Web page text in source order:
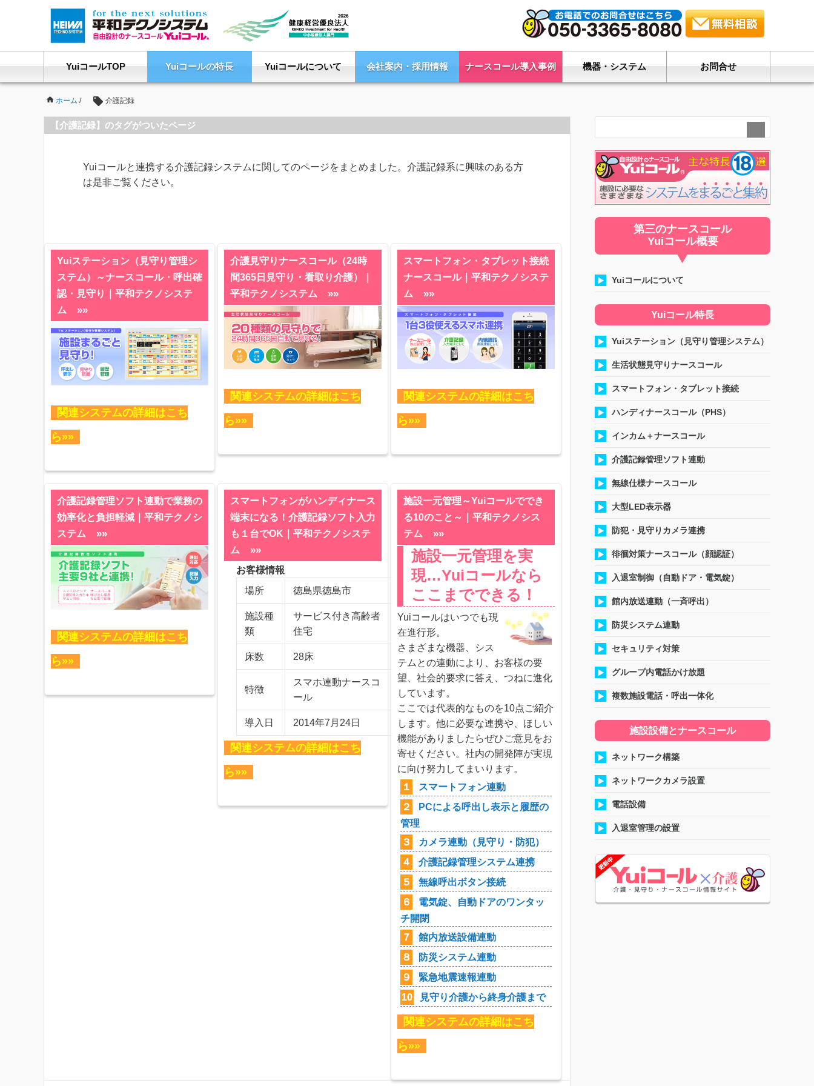
YuiコールTOP Yuiコールの特長 Yuiコールについて 会社案内・採用情報 ナースコール導入事例 機器・システム お問合せ
ホーム / 介護記録
【介護記録】のタグがついたページ
Yuiコールと連携する介護記録システムに関してのページをまとめました。介護記録系に興味のある方
は是非ご覧ください。
Yuiステーション（見守り管理シ
ステム）～ナースコール・呼出確
認・見守り｜平和テクノシステ
ム
»»
関連システムの詳細はこち
ら»»
介護見守りナースコール（24時
間365日見守り・看取り介護）｜
平和テクノシステム
»»
関連システムの詳細はこち
ら»»
スマートフォン・タブレット接続
ナースコール｜平和テクノシステ
ム
»»
関連システムの詳細はこち
ら»»
介護記録管理ソフト連動で業務の
効率化と負担軽減｜平和テクノシ
ステム
»»
関連システムの詳細はこち
ら»»
スマートフォンがハンディナース
端末になる！介護記録ソフト入力
も１台でOK｜平和テクノシステ
ム
»»
お客様情報
場所
徳島県徳島市
施設種
類
サービス付き高齢者
住宅
床数 28床
特徴
スマホ連動ナースコ
ール
導入日 2014年7月24日
関連システムの詳細はこち
ら»»
施設一元管理～Yuiコールででき
る10のこと～｜平和テクノシス
テム
»»
施設一元管理を実
現…Yuiコールなら
ここまでできる！
Yuiコールはいつでも現
在進行形。
さまざまな機器、シス
テムとの連動により、お客様の要
望、社会的要求に答え、つねに進化
しています。
ここでは代表的なものを10点ご紹介
します。他に必要な連携や、ほしい
機能がありましたらぜひご意見をお
寄せください。社内の開発陣が実現
に向け努力してまいります。
１
スマートフォン連動
２
PCによる呼出し表示と履歴の
管理
３
カメラ連動（見守り・防犯）
４
介護記録管理システム連携
５
無線呼出ボタン接続
６
電気錠、自動ドアのワンタッ
チ開閉
７
館内放送設備連動
８
防災システム連動
９
緊急地震速報連動
10
見守り介護から終身介護まで
関連システムの詳細はこち
ら»»
第三のナースコール
Yuiコール概要
Yuiコールについて
Yuiコール特長
Yuiステーション（見守り管理システム）
生活状態見守りナースコール
スマートフォン・タブレット接続
ハンディナースコール（PHS）
インカム＋ナースコール
介護記録管理ソフト連動
無線仕様ナースコール
大型LED表示器
防犯・見守りカメラ連携
徘徊対策ナースコール（顔認証）
入退室制御（自動ドア・電気錠）
館内放送連動（一斉呼出）
防災システム連動
セキュリティ対策
グループ内電話かけ放題
複数施設電話・呼出一体化
施設設備とナースコール
ネットワーク構築
ネットワークカメラ設置
電話設備
入退室管理の設置